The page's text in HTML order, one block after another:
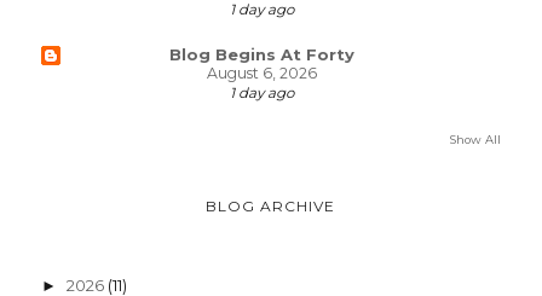
1 day ago
Blog Begins At Forty
August 6, 2026
1 day ago
Show All
BLOG ARCHIVE
► 2026 (11)